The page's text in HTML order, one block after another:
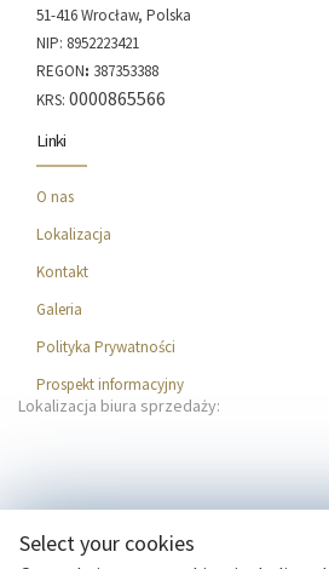
51-416 Wrocław, Polska
NIP: 8952223421
REGON: 387353388
KRS: 0000865566
Linki
O nas
Lokalizacja
Kontakt
Galeria
Polityka Prywatności
Prospekt informacyjny
Lokalizacja biura sprzedaży:
Select your cookies